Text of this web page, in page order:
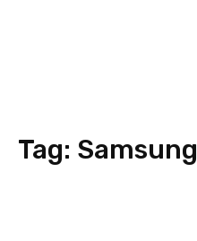
Tag: Samsung